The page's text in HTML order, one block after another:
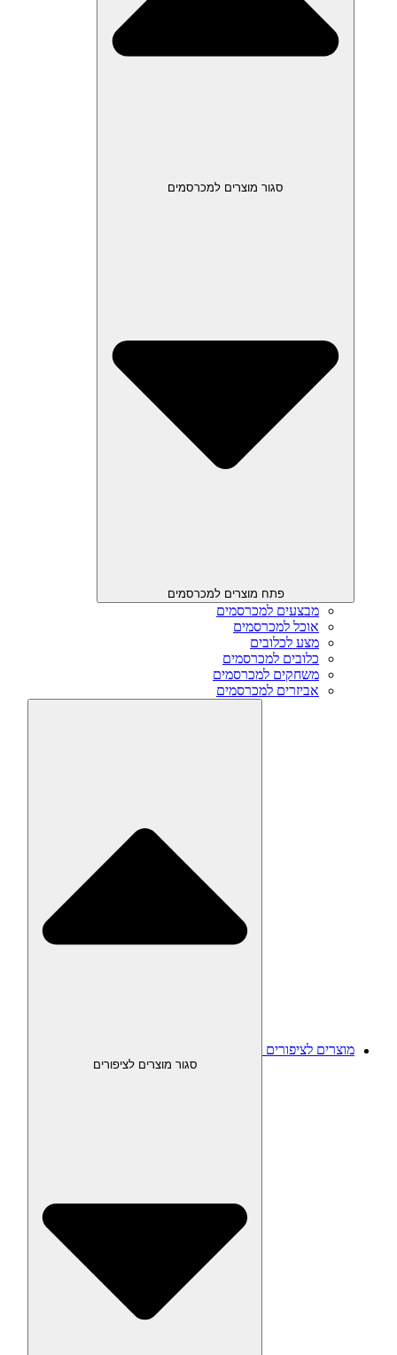
סגור מוצרים למכרסמים
פתח מוצרים למכרסמים
מבצעים למכרסמים
אוכל למכרסמים
מצע לכלובים
כלובים למכרסמים
משחקים למכרסמים
אביזרים למכרסמים
מוצרים לציפורים
סגור מוצרים לציפורים